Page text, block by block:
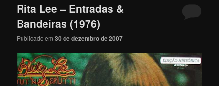
Rita Lee – Entradas &
Bandeiras (1976)
Publicado em30 de dezembro de 2007